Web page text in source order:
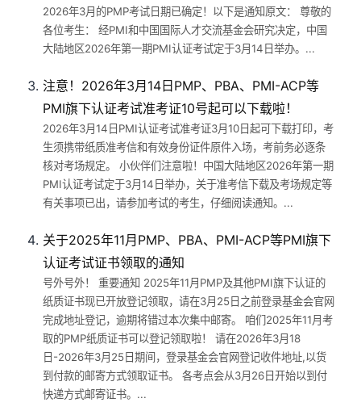
2026年3月的PMP考试日期已确定！以下是通知原文： 尊敬的
各位考生： 经PMI和中国国际人才交流基金会研究决定，中国
大陆地区2026年第一期PMI认证考试定于3月14日举办。...
注意！2026年3月14日PMP、PBA、PMI-ACP等
PMI旗下认证考试准考证10号起可以下载啦！
2026年3月14日PMI认证考试准考证3月10日起可下载打印，考
生须携带纸质准考信和有效身份证件原件入场，考前务必逐条
核对考场规定。 小伙伴们注意啦！中国大陆地区2026年第一期
PMI认证考试定于3月14日举办，关于准考信下载及考场规定等
有关事项已出，请参加考试的考生，仔细阅读通知。...
关于2025年11月PMP、PBA、PMI-ACP等PMI旗下
认证考试证书领取的通知
号外号外！ 重要通知 2025年11月PMP及其他PMI旗下认证的
纸质证书现已开放登记领取，请在3月25日之前登录基金会官网
完成地址登记，逾期将错过本次集中邮寄。 咱们2025年11月考
取的PMP纸质证书可以登记领取啦！ 请在2026年3月18
日-2026年3月25日期间，登录基金会官网登记收件地址,以货
到付款的邮寄方式领取证书。 各考点会从3月26日开始以到付
快递方式邮寄证书。...